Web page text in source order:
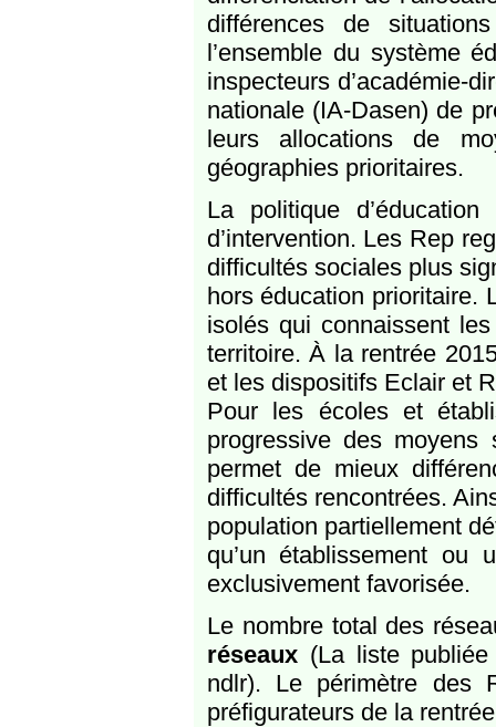
différences de
l’ensemble du système
inspecteurs d’académie-
nationale (IA-Dasen) de
leurs allocations de
géographies prioritaires.
La politique
d’intervention. Les Rep
difficultés sociales plus
hors éducation prioritaire.
isolés qui connaissent
territoire. À la rentrée
et les dispositifs Eclair et
Pour les écoles et
progressive des
permet de mieux
difficultés rencontrées.
population partiellement
qu’un établissement ou
exclusivement favorisée.
Le nombre total des
réseaux(La liste publiée
ndlr). Le périmètre
préfigurateurs de la